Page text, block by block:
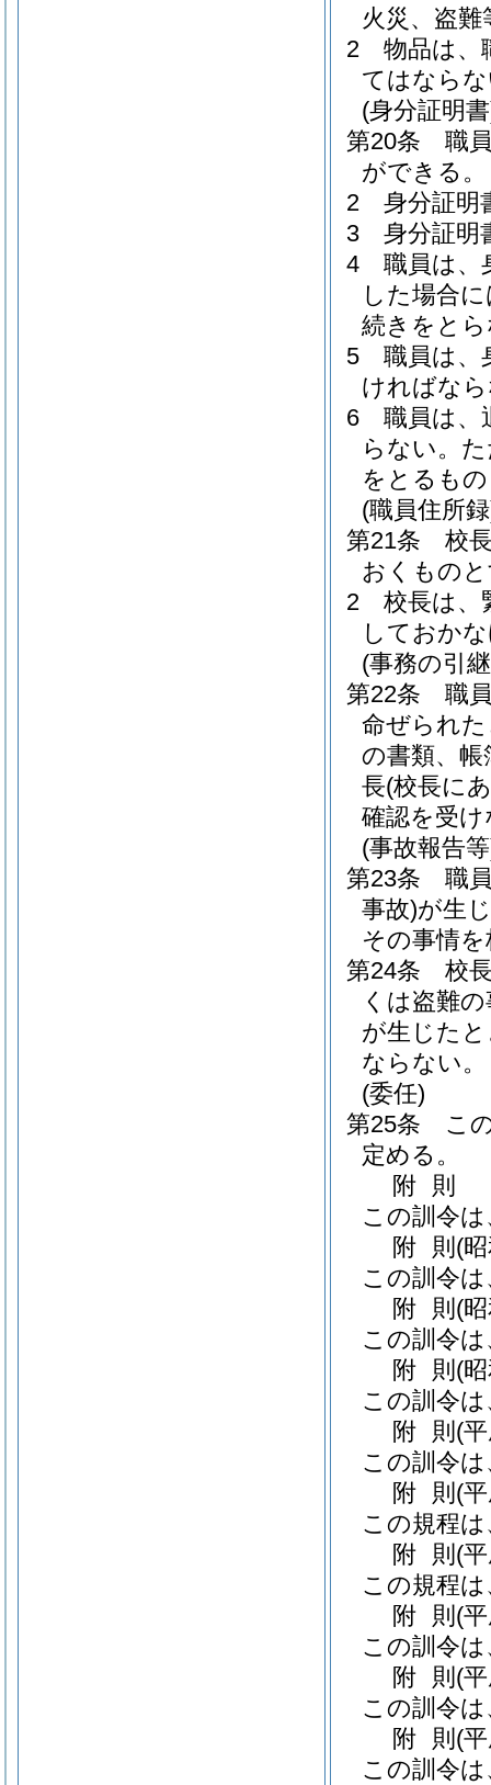
火災、盗
2
物品は、
てはなら
(身分証明
第20条
職
ができる。
2
身分証明
3
身分証明
4
職員は、
した場合
続きをと
5
職員は、
ければな
6
職員は、
らない。
をとるも
(職員住所
第21条
校
おくもの
2
校長は、
しておか
(事務の引
第22条
職
命ぜられ
の書類、
長(校長に
確認を受
(事故報告
第23条
職
事故)が生
その事情
第24条
校
くは盗難
が生じた
ならない。
(委任)
第25条
こ
定める。
附 則
この訓令
附 則 (
この訓令
附 則 (
この訓令
附 則 (
この訓令
附 則 (
この訓令
附 則 (
この規程
附 則 (
この規程
附 則 (
この訓令
附 則 (
この訓令
附 則 (
この訓令